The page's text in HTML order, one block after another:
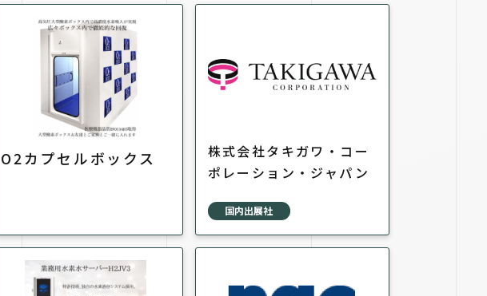
O2カプセルボックス
株式会社タキガワ・コー
ポレーション・ジャパン
国内出展社